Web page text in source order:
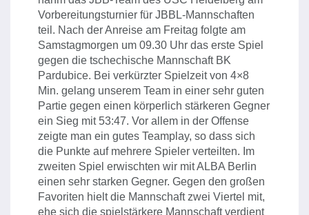
Vorbereitungsturnier für JBBL-Mannschaften
teil. Nach der Anreise am Freitag folgte am
Samstagmorgen um 09.30 Uhr das erste Spiel
gegen die tschechische Mannschaft BK
Pardubice. Bei verkürzter Spielzeit von 4×8
Min. gelang unserem Team in einer sehr guten
Partie gegen einen körperlich stärkeren Gegner
ein Sieg mit 53:47. Vor allem in der Offense
zeigte man ein gutes Teamplay, so dass sich
die Punkte auf mehrere Spieler verteilten. Im
zweiten Spiel erwischten wir mit ALBA Berlin
einen sehr starken Gegner. Gegen den großen
Favoriten hielt die Mannschaft zwei Viertel mit,
ehe sich die spielstärkere Mannschaft verdient